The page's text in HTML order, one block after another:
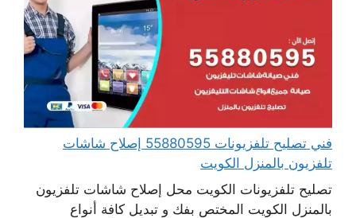
فني تصليح تلفزيونات 55880595 إصلاح شاشات
تلفزيون بالمنزل الكويت
تصليح تلفزيونات الكويت محل إصلاح شاشات تلفزيون
بالمنزل الكويت المختص بفك و تبديل كافة أنواع